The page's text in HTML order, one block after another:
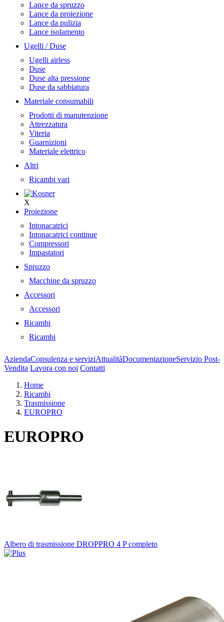
Lance da spruzzo
Lance da proiezione
Lance da pulizia
Lance isolamento
Ugelli / Duse
Ugelli airless
Duse
Duse alta pressione
Duse da sabbiatura
Materiale consumabili
Prodotti di manutenzione
Attrezzatura
Viteria
Guarnizioni
Materiale elettrico
Altri
Ricambi vari
X
Proiezione
Intonacatrici
Intonacatrici continue
Compressori
Impastatori
Spruzzo
Macchine da spruzzo
Accessori
Accessori
Ricambi
Ricambi
AziendaConsulenza e serviziAttualitàDocumentazioneServizio Post-
Vendita Lavora con noi Contatti
Home
Ricambi
Trasmissione
EUROPRO
EUROPRO
Albero di trasmissione DROPPRO 4 P completo